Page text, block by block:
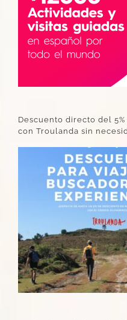
Descuento directo del
con Troulanda sin